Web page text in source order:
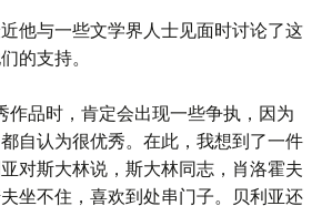
他与一些文学界人士见面时讨论了这
的支持。
作品时，肯定会出现一些争执，因为
自认为很优秀。在此，我想到了一件
对斯大林说，斯大林同志，肖洛霍夫
坐不住，喜欢到处串门子。贝利亚还